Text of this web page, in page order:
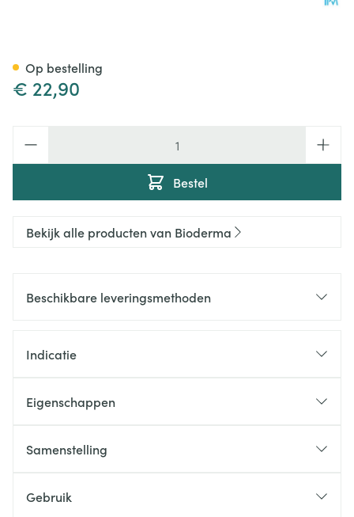
€ 22,90
Bestel
Op bestelling
Bekijk alle producten van Bioderma
Beschikbare leveringsmethoden
Indicatie
Eigenschappen
Samenstelling
Gebruik